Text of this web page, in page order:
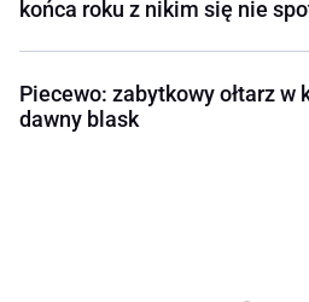
końca roku z nikim się nie
Piecewo: zabytkowy ołtarz w
dawny blask